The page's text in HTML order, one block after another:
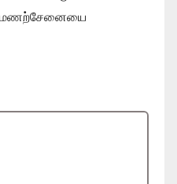
1 மணற்சேனையை